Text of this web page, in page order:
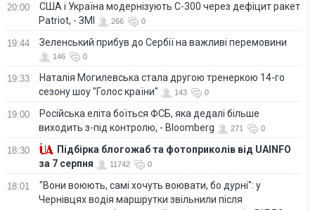
20:00
США і Україна модернізують С-300 через дефіцит ракет
Patriot, - ЗМІ
266 0
19:44 Зеленський прибув до Сербії на важливі перемовини
146 0
19:33
Наталія Могилевська стала другою тренеркою 14-го
сезону шоу "Голос країни"
143 0
19:00
Російська еліта боїться ФСБ, яка дедалі більше
виходить з-під контролю, - Bloomberg
271 0
18:30
Підбірка блогожаб та фотоприколів від UAINFO
за 7 серпня
11742 0
18:01
"Вони воюють, самі хочуть воювати, бо дурні": у
Чернівцях водія маршрутки звільнили після